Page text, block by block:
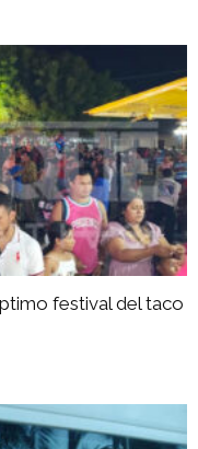
festival del taco